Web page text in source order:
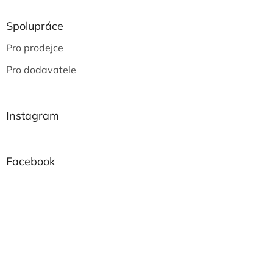
Spolupráce
Pro prodejce
Pro dodavatele
Instagram
Facebook